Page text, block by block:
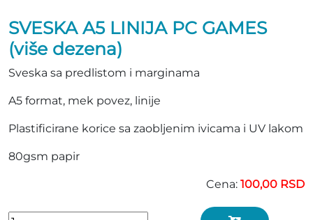
SVESKA A5 LINIJA PC GAMES
(više dezena)
Sveska sa predlistom i marginama
A5 format, mek povez, linije
Plastificirane korice sa zaobljenim ivicama i UV lakom
80gsm papir
Cena: 100,00 RSD